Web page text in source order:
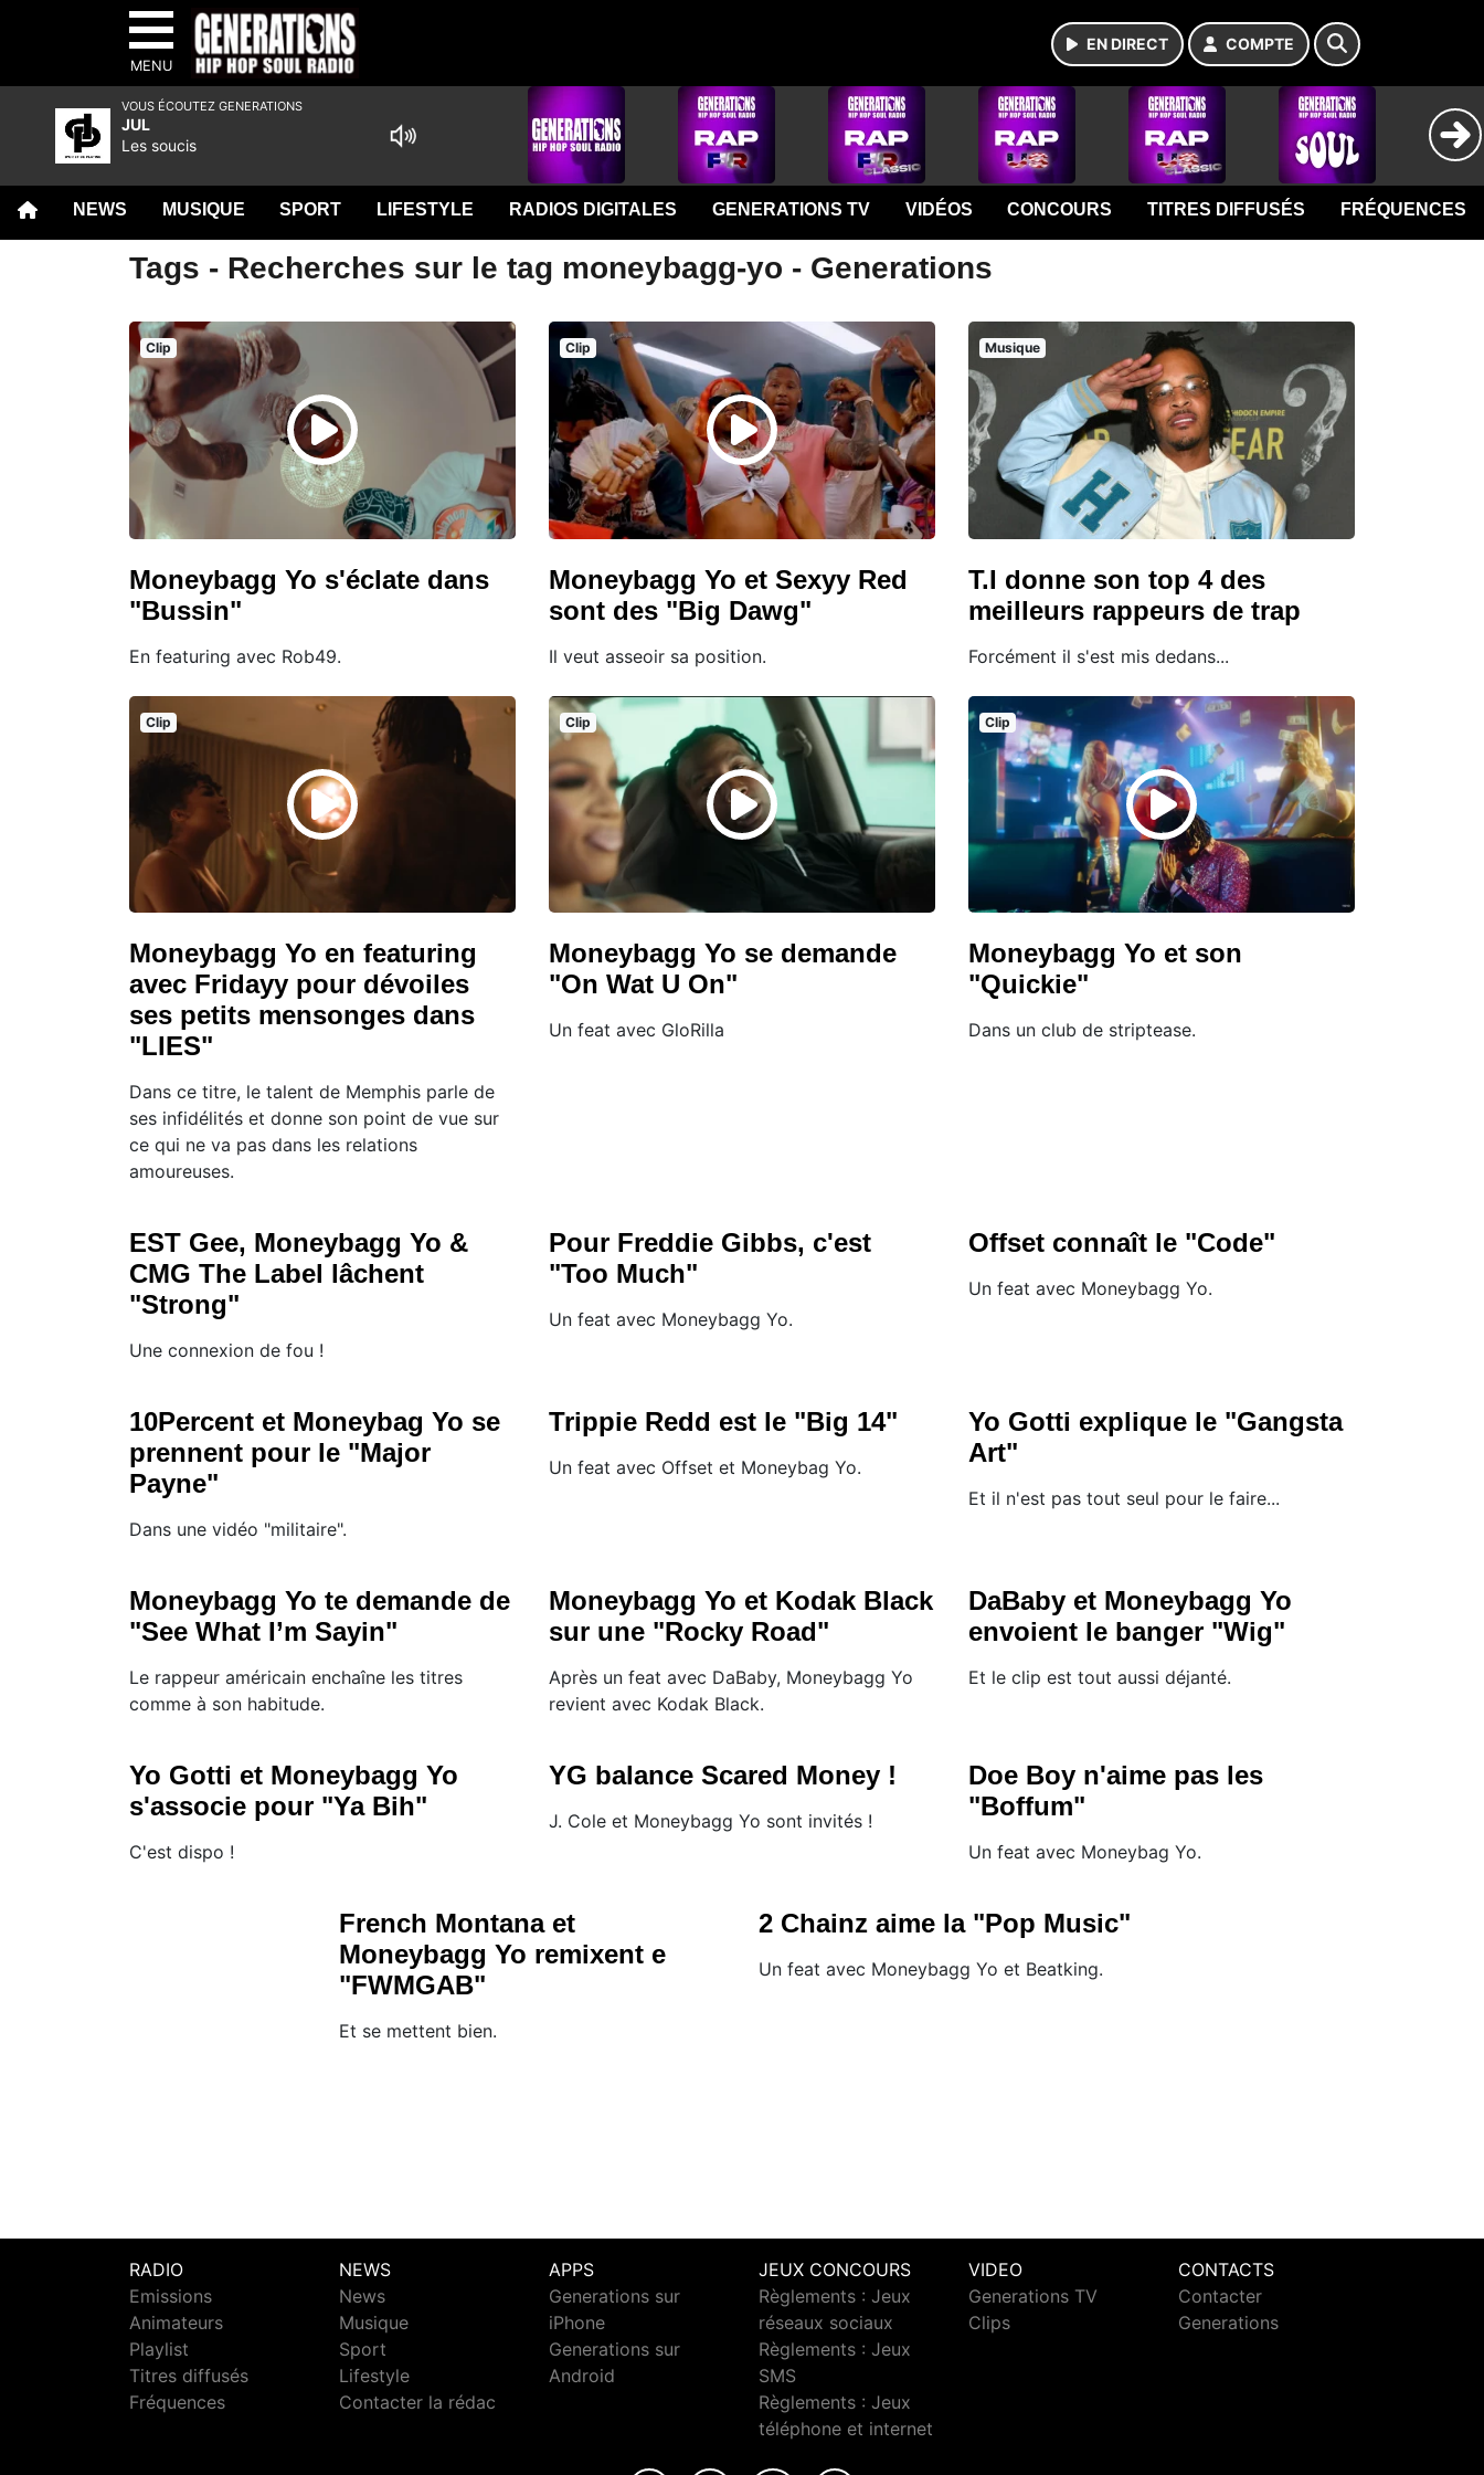
MENU
EN DIRECT COMPTE
NEWS MUSIQUE SPORT LIFESTYLE RADIOS DIGITALES GENERATIONS TV VIDÉOS CONCOURS TITRES DIFFUSÉS FRÉQUENCES
Tags - Recherches sur le tag moneybagg-yo - Generations
Clip
Moneybagg Yo s'éclate dans
"Bussin"
En featuring avec Rob49.
Clip
Moneybagg Yo et Sexyy Red
sont des "Big Dawg"
Il veut asseoir sa position.
Musique
T.I donne son top 4 des
meilleurs rappeurs de trap
Forcément il s'est mis dedans...
Clip
Moneybagg Yo en featuring
avec Fridayy pour dévoiles
ses petits mensonges dans
"LIES"
Dans ce titre, le talent de Memphis parle de
ses infidélités et donne son point de vue sur
ce qui ne va pas dans les relations
amoureuses.
Clip
Moneybagg Yo se demande
"On Wat U On"
Un feat avec GloRilla
Clip
Moneybagg Yo et son
"Quickie"
Dans un club de striptease.
EST Gee, Moneybagg Yo &
CMG The Label lâchent
"Strong"
Une connexion de fou !
Pour Freddie Gibbs, c'est
"Too Much"
Un feat avec Moneybagg Yo.
Offset connaît le "Code"
Un feat avec Moneybagg Yo.
10Percent et Moneybag Yo se
prennent pour le "Major
Payne"
Dans une vidéo "militaire".
Trippie Redd est le "Big 14"
Un feat avec Offset et Moneybag Yo.
Yo Gotti explique le "Gangsta
Art"
Et il n'est pas tout seul pour le faire...
Moneybagg Yo te demande de
"See What I’m Sayin"
Le rappeur américain enchaîne les titres
comme à son habitude.
Moneybagg Yo et Kodak Black
sur une "Rocky Road"
Après un feat avec DaBaby, Moneybagg Yo
revient avec Kodak Black.
DaBaby et Moneybagg Yo
envoient le banger "Wig"
Et le clip est tout aussi déjanté.
Yo Gotti et Moneybagg Yo
s'associe pour "Ya Bih"
C'est dispo !
YG balance Scared Money !
J. Cole et Moneybagg Yo sont invités !
Doe Boy n'aime pas les
"Boffum"
Un feat avec Moneybag Yo.
French Montana et
Moneybagg Yo remixent e
"FWMGAB"
Et se mettent bien.
2 Chainz aime la "Pop Music"
Un feat avec Moneybagg Yo et Beatking.
RADIO
Emissions
Animateurs
Playlist
Titres diffusés
Fréquences
NEWS
News
Musique
Sport
Lifestyle
Contacter la rédac
APPS
Generations sur
iPhone
Generations sur
Android
JEUX CONCOURS
Règlements : Jeux
réseaux sociaux
Règlements : Jeux
SMS
Règlements : Jeux
téléphone et internet
VIDEO
Generations TV
Clips
CONTACTS
Contacter
Generations
VOUS ÉCOUTEZ GENERATIONS
JUL
Les soucis